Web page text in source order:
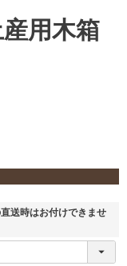
用木箱
送時はお付けできませ